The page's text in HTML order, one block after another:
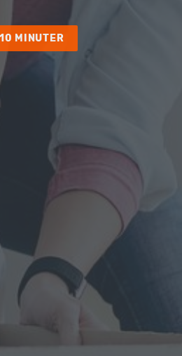
MINUTER